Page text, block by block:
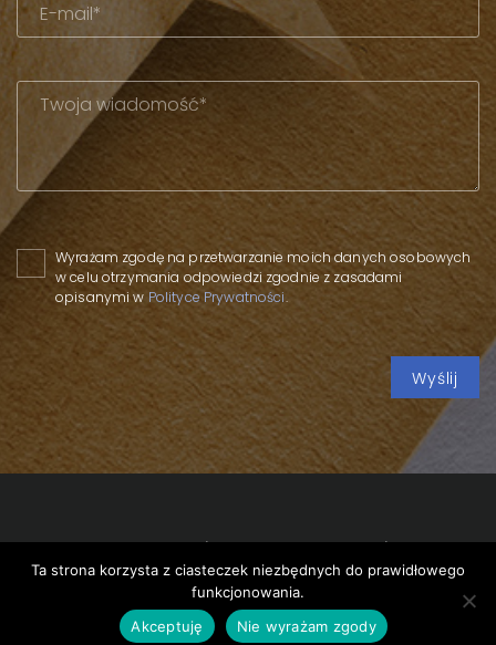
Please leave this field empty.
Wyrażam zgodę na przetwarzanie moich danych osobowych
w celu otrzymania odpowiedzi zgodnie z zasadami
opisanymi w Polityce Prywatności.
cookies /
design byVENTI
Ta strona korzysta z ciasteczek niezbędnych do prawidłowego
funkcjonowania.
Akceptuję
Nie wyrażam zgody